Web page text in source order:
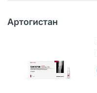
Артогистан